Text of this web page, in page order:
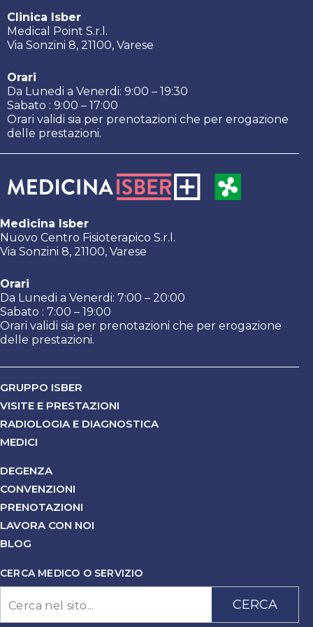
Clinica Isber
Medical Point S.r.l.
Via Sonzini 8, 21100, Varese
Orari
Da Lunedi a Venerdi: 9:00 – 19:30
Sabato : 9:00 – 17:00
Orari validi sia per prenotazioni che per erogazione
delle prestazioni.
Medicina Isber
Nuovo Centro Fisioterapico S.r.l.
Via Sonzini 8, 21100, Varese
Orari
Da Lunedi a Venerdi: 7:00 – 20:00
Sabato : 7:00 – 19:00
Orari validi sia per prenotazioni che per erogazione
delle prestazioni.
GRUPPO ISBER
VISITE E PRESTAZIONI
RADIOLOGIA E DIAGNOSTICA
MEDICI
DEGENZA
CONVENZIONI
PRENOTAZIONI
LAVORA CON NOI
BLOG
CERCA MEDICO O SERVIZIO
CERCA